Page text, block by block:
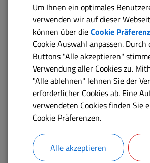
mittel) mitgeteilt.
Für den Ortsteil Opfenriedhat der
Wasserbeschaffungsverband
Härtegrad 14,7 dH (Härtebereich
Gemeinde
Um Ihnen ein optimales
verwenden wir auf dieser
können über dieCookie
Cookie Auswahl anpassen.
Buttons "Alle akzeptieren"
Verwendung aller Cookies zu.
"Alle ablehnen" lehnen Sie der
erforderlicher Cookies ab. Eine
verwendeten Cookies finden Sie
Cookie Präferenzen.
Alle akzeptieren